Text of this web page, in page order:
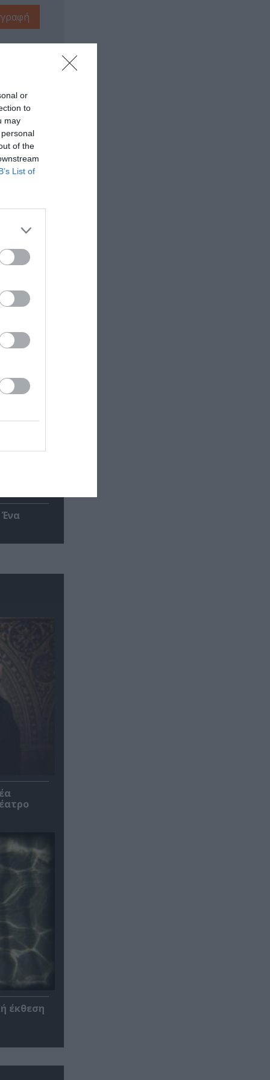
or
to
may
of the
List of
έκθεση